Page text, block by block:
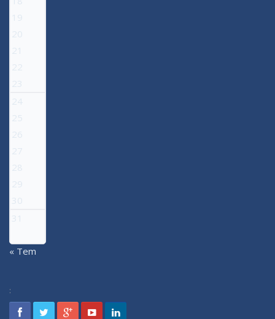
19
20
21
22
23
24
25
26
27
28
29
30
31
« Tem
: